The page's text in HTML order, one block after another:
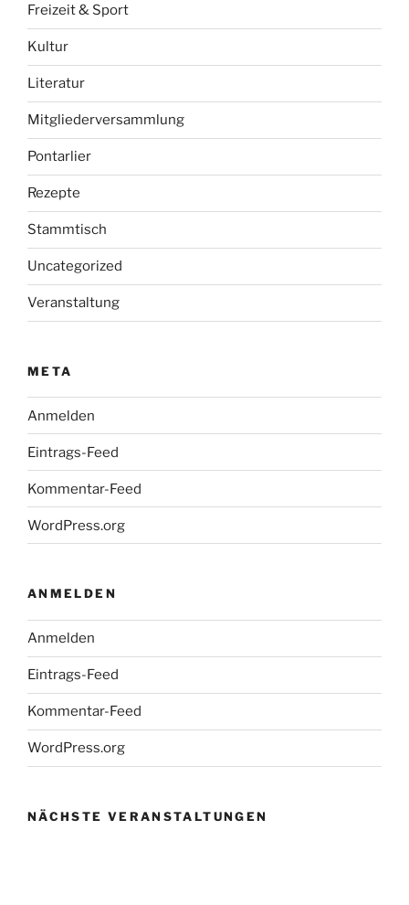
Freizeit & Sport
Kultur
Literatur
Mitgliederversammlung
Pontarlier
Rezepte
Stammtisch
Uncategorized
Veranstaltung
META
Anmelden
Eintrags-Feed
Kommentar-Feed
WordPress.org
ANMELDEN
Anmelden
Eintrags-Feed
Kommentar-Feed
WordPress.org
NÄCHSTE VERANSTALTUNGEN